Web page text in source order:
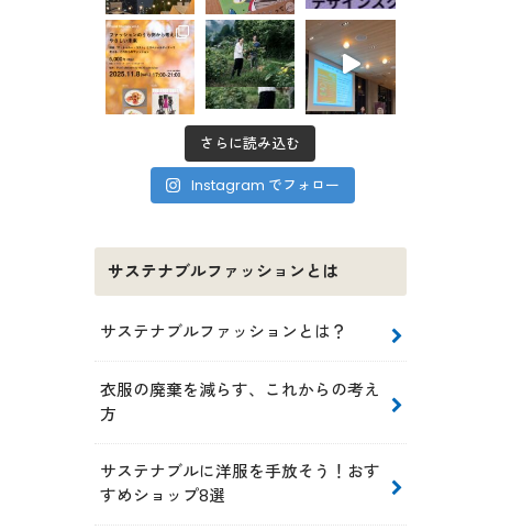
さらに読み込む
Instagram でフォロー
サステナブルファッションとは
サステナブルファッションとは？
衣服の廃棄を減らす、これからの考え
方
サステナブルに洋服を手放そう！おす
すめショップ8選